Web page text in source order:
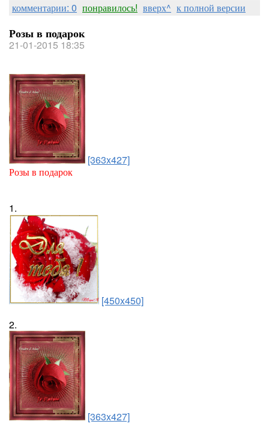
комментарии: 0 понравилось! вверх^ к полной версии
Розы в подарок
21-01-2015 18:35
[363x427]
Розы в подарок
1.
[450x450]
2.
[363x427]